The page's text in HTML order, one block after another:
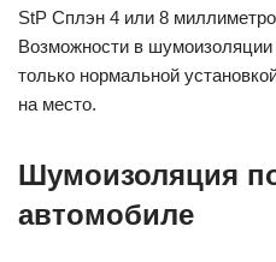
StP Сплэн 4 или 8
Возможности в
только нормальной
на место.
Шумоизоляция
автомобиле